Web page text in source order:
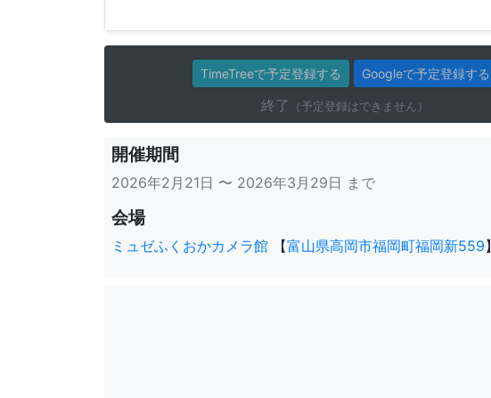
TimeTreeで予定登録する Googleで予定登録する
終了 （予定登録はできません）
開催期間
2026年2月21日 〜 2026年3月29日 まで
会場
ミュゼふくおかカメラ館 【富山県高岡市福岡町福岡新559】